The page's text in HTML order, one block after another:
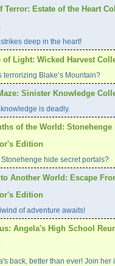
Terror: Estate of the Heart
deep in the heart!
of Light: Wicked Harvest
terrorizing Blake’s Mountain?
Sinister Knowledge
is deadly.
of the World: Stonehenge
Edition
hide secret portals?
Another World: Escape
Edition
of adventure awaits!
Angela's High School
back, better than ever! Join her